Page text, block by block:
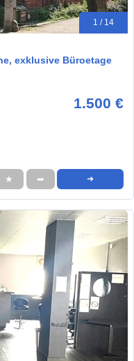
1 / 14
exklusive Büroetage
1.500 €
★ ➦ ➜